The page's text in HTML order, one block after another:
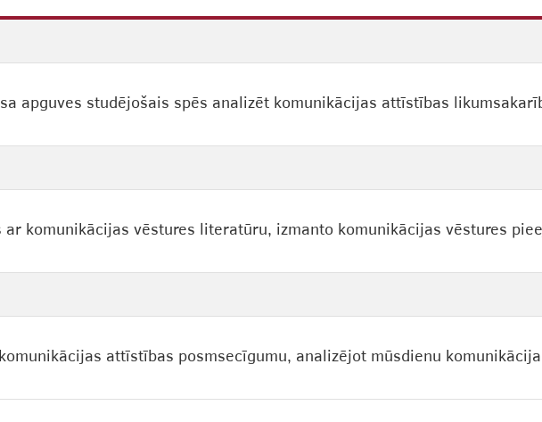
apguves studējošais spēs analizēt komunikācijas attīstības
ar komunikācijas vēstures literatūru, izmanto komunikācijas vēstures
attīstības posmsecīgumu, analizējot mūsdienu